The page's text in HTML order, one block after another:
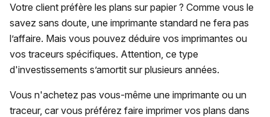
Votre client préfère les plans sur papier ? Comme vous le
savez sans doute, une imprimante standard ne fera pas
l’affaire. Mais vous pouvez déduire vos imprimantes ou
vos traceurs spécifiques. Attention, ce type
d'investissements s’amortit sur plusieurs années.
Vous n'achetez pas vous-même une imprimante ou un
traceur, car vous préférez faire imprimer vos plans dans